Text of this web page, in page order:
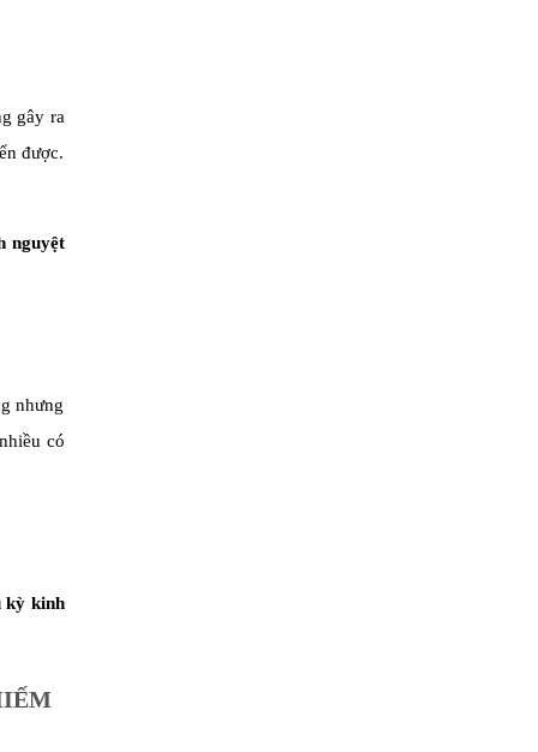
gây ra
được.
nguyệt
nhưng
có
kỳ kinh